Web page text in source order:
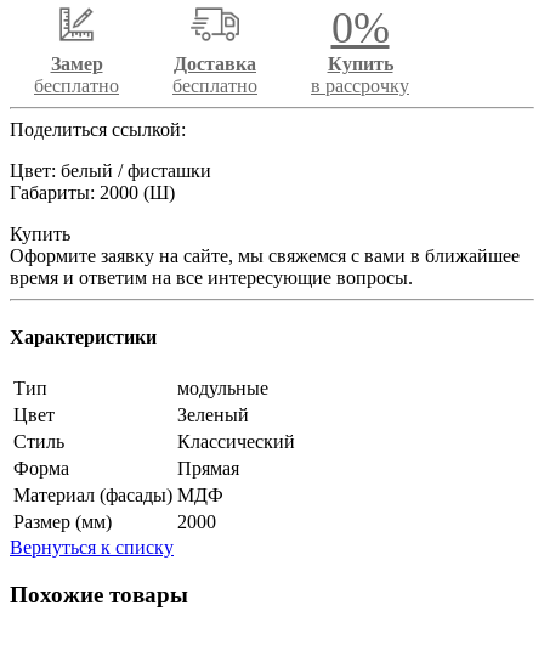
Замер
бесплатно
Доставка
бесплатно
0%
Купить
в рассрочку
Поделиться ссылкой:
Цвет: белый / фисташки
Габариты: 2000 (Ш)
Купить
Оформите заявку на сайте, мы свяжемся с вами в ближайшее
время и ответим на все интересующие вопросы.
Характеристики
Тип
модульные
Цвет
Зеленый
Стиль
Классический
Форма
Прямая
Материал (фасады) МДФ
Размер (мм)
2000
Вернуться к списку
Похожие товары